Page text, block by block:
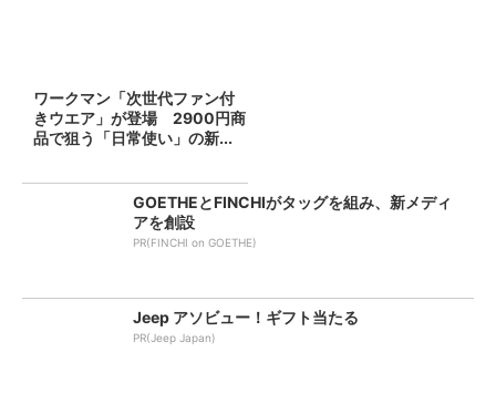
ワークマン「次世代ファン付
きウエア」が登場 2900円商
品で狙う「日常使い」の新...
GOETHEとFINCHIがタッグを組み、新メディ
アを創設
PR(FINCHI on GOETHE)
Jeep アソビュー！ギフト当たる
PR(Jeep Japan)